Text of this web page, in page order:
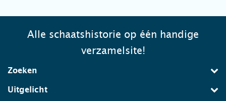
Alle schaatshistorie op één handige
verzamelsite!
Zoeken
Uitgelicht